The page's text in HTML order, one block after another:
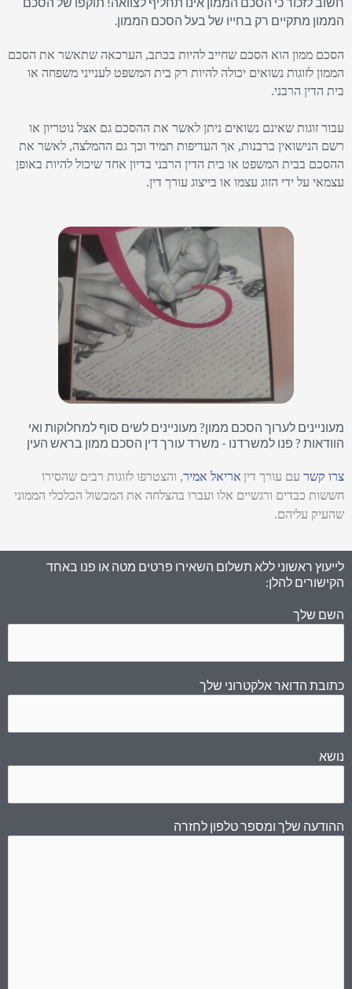
הממון מתקיים רק בחייו של בעל הסכם הממון.
הסכם ממון הוא הסכם שחייב להיות בכתב, הערכאה שתאשר את הסכם
הממון לזוגות נשואים יכולה להיות רק בית המשפט לענייני משפחה או
בית הדין הרבני.
עבור זוגות שאינם נשואים ניתן לאשר את ההסכם גם אצל נוטריון או
רשם הנישואין ברבנות, אך העדיפות תמיד וכך גם ההמלצה, לאשר את
ההסכם בבית המשפט או בית הדין הרבני בדיון אחד שיכול להיות באופן
עצמאי על ידי הזוג עצמו או בייצוג עורך דין.
מעוניינים לערוך הסכם ממון? מעוניינים לשים סוף למחלוקות ואי
הוודאות ? פנו למשרדנו - משרד עורך דין הסכם ממון בראש העין​
צרו קשר עם עורך דין אריאל אמיר, והצטרפו לזוגות רבים שהסירו
חששות כבדים ורגשיים אלו ועברו בהצלחה את המכשול הכלכלי הממוני
שהעיק עליהם.
לייעוץ ראשוני ללא תשלום השאירו פרטים מטה או פנו באחד
הקישורים להלן:
השם שלך
כתובת הדואר אלקטרוני שלך
נושא
ההודעה שלך ומספר טלפון לחזרה